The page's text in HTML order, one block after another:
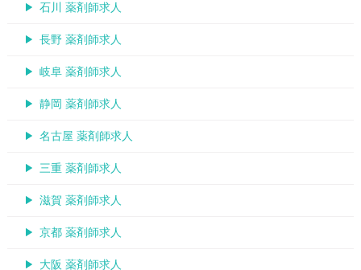
石川 薬剤師求人
長野 薬剤師求人
岐阜 薬剤師求人
静岡 薬剤師求人
名古屋 薬剤師求人
三重 薬剤師求人
滋賀 薬剤師求人
京都 薬剤師求人
大阪 薬剤師求人